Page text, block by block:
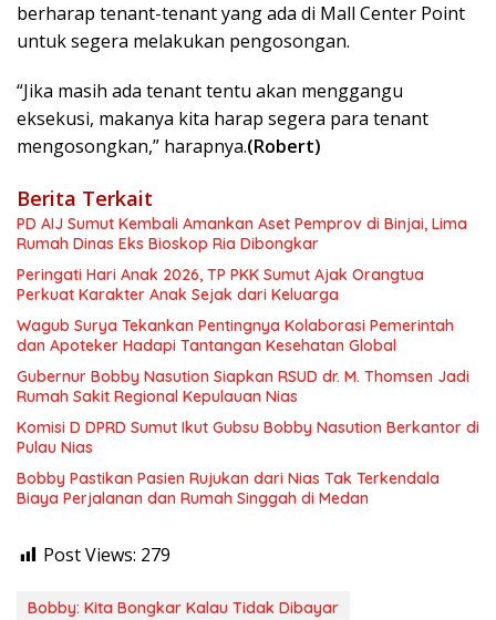
berharap tenant-tenant yang ada di Mall Center Point
untuk segera melakukan pengosongan.
“Jika masih ada tenant tentu akan menggangu
eksekusi, makanya kita harap segera para tenant
mengosongkan,” harapnya.(Robert)
Berita Terkait
PD AIJ Sumut Kembali Amankan Aset Pemprov di Binjai, Lima
Rumah Dinas Eks Bioskop Ria Dibongkar
Peringati Hari Anak 2026, TP PKK Sumut Ajak Orangtua
Perkuat Karakter Anak Sejak dari Keluarga
Wagub Surya Tekankan Pentingnya Kolaborasi Pemerintah
dan Apoteker Hadapi Tantangan Kesehatan Global
Gubernur Bobby Nasution Siapkan RSUD dr. M. Thomsen Jadi
Rumah Sakit Regional Kepulauan Nias
Komisi D DPRD Sumut Ikut Gubsu Bobby Nasution Berkantor di
Pulau Nias
Bobby Pastikan Pasien Rujukan dari Nias Tak Terkendala
Biaya Perjalanan dan Rumah Singgah di Medan
Post Views: 279
Bobby: Kita Bongkar Kalau Tidak Dibayar